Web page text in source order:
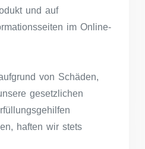
und auf
im Online-
von Schäden,
gesetzlichen
haften wir stets